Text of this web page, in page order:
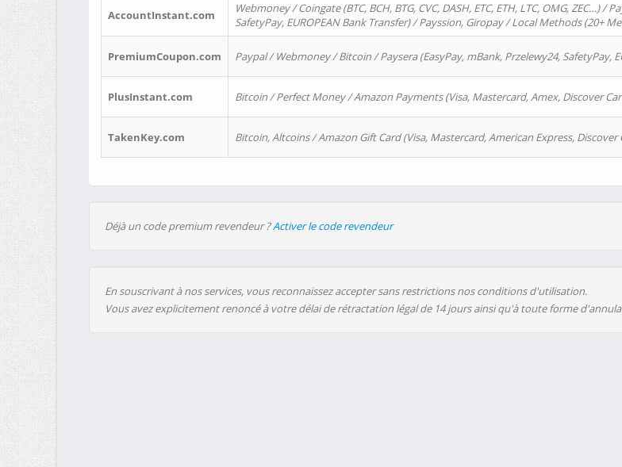
AccountInstant.com
Webmoney / Coingate (BTC, BCH, BTG, CVC, DASH, ETC, ETH, LTC, OMG, ZEC…) /
SafetyPay, EUROPEAN Bank Transfer) / Payssion, Giropay / Local Methods (20+
PremiumCoupon.com Paypal / Webmoney / Bitcoin / Paysera (EasyPay, mBank, Przelewy24, SafetyPay,
PlusInstant.com Bitcoin / Perfect Money / Amazon Payments (Visa, Mastercard, Amex, Discover
TakenKey.com Bitcoin, Altcoins / Amazon Gift Card (Visa, Mastercard, American Express, Discover
Déjà un code premium revendeur ?Activer le code revendeur
En souscrivant à nos services, vous reconnaissez accepter sans restrictions nos conditions d'utilisation.
Vous avez explicitement renoncé à votre délai de rétractation légal de 14 jours ainsi qu'à toute forme